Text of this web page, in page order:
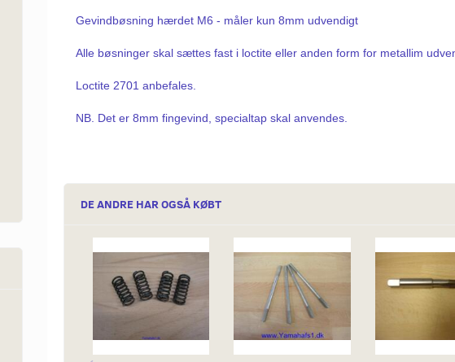
Gevindbøsning hærdet M6 - måler kun 8mm udvendigt
Alle bøsninger skal sættes fast i loctite eller anden form for metallim
Loctite 2701 anbefales.
NB. Det er 8mm fingevind, specialtap skal anvendes.
DE ANDRE HAR OGSÅ KØBT